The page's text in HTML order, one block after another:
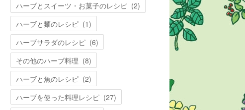
ハーブとスイーツ・お菓子のレシピ (2)
ハーブと麺のレシピ (1)
ハーブサラダのレシピ (6)
その他のハーブ料理 (8)
ハーブと魚のレシピ (2)
ハーブを使った料理レシピ (27)